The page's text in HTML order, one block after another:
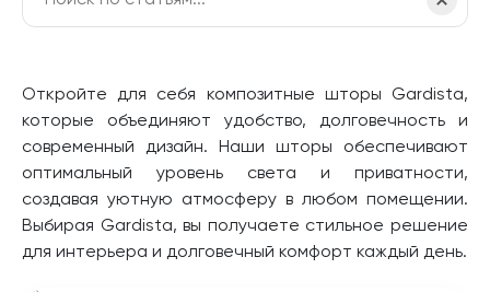
Откройте для себя композитные шторы Gardista,
которые объединяют удобство, долговечность и
современный дизайн. Наши шторы обеспечивают
оптимальный уровень света и приватности,
создавая уютную атмосферу в любом помещении.
Выбирая Gardista, вы получаете стильное решение
для интерьера и долговечный комфорт каждый день.